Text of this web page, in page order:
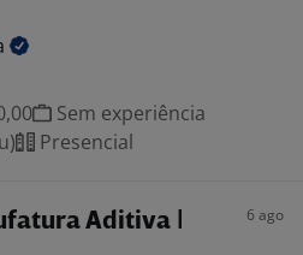
Sem experiência
Presencial
Aditiva |
6 ago